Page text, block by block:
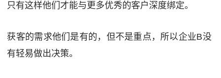
只有这样他们才能与更多优秀的客户深度绑定。
获客的需求他们是有的，但不是重点，所以企业B没
有轻易做出决策。